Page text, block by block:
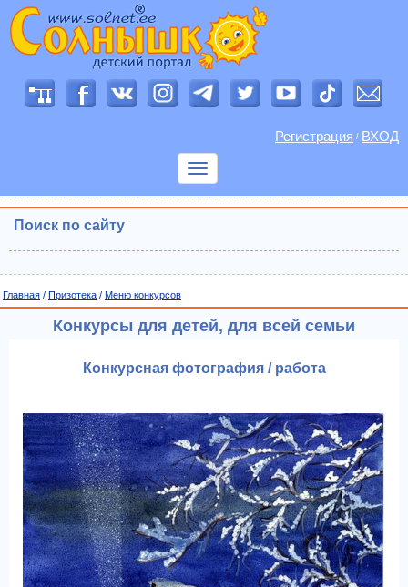
Регистрация / ВХОД
Показать
Поиск по сайту
Главная / Призотека / Меню конкурсов
Конкурсы для детей, для всей семьи
Конкурсная фотография / работа